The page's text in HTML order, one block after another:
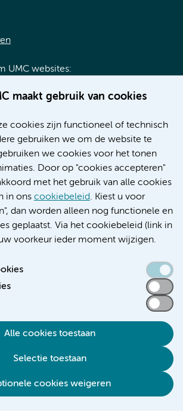
maakt gebruik van cookies
cookies zijn functioneel of technisch
gebruiken we om de website te
we cookies voor het tonen
Door op "cookies accepteren"
met het gebruik van alle cookies
in ons cookiebeleid. Kiest u voor
dan worden alleen nog functionele en
geplaatst. Via het cookiebeleid (link in
voorkeur ieder moment wijzigen.
Alle cookies toestaan
Selectie toestaan
cookies weigeren
UMC websites:
UMC
AMC
VUmc